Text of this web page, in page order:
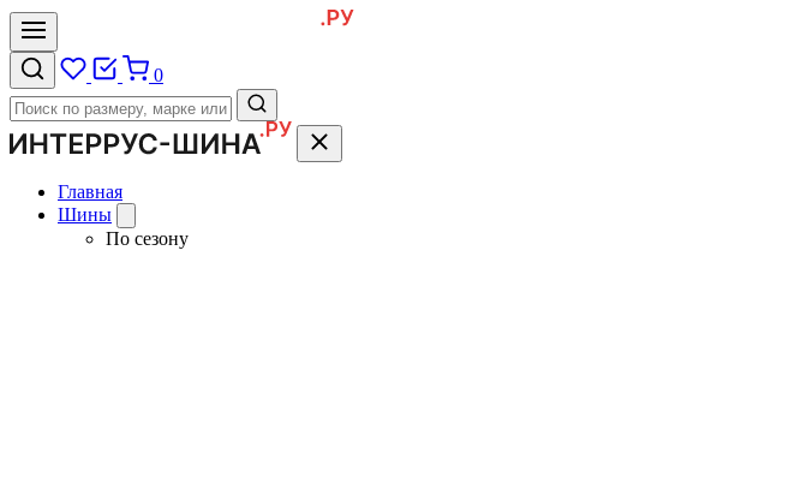
0
Главная
Шины
По сезону